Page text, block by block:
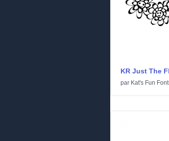
KR Just The
par Kat's Fun